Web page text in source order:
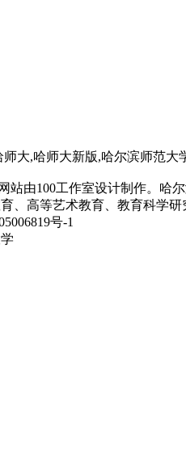
大,哈师大新版,哈尔滨师范大
站由100工作室设计制作。哈
、高等艺术教育、教育科学
号-1